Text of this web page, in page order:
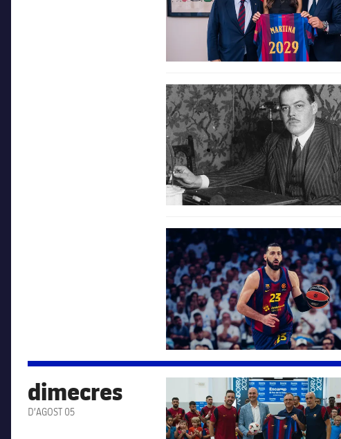
FC Barcelona club badge
FC Barcelona club badge
dimecres
D’AGOST 05
FC Barcelona club badge